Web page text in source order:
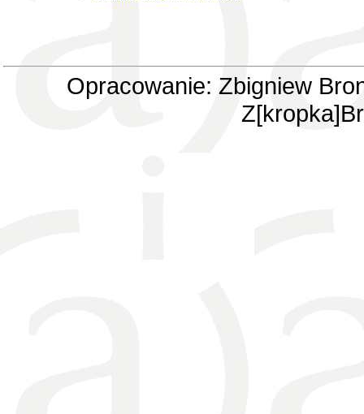
Opracowanie: Zbigniew